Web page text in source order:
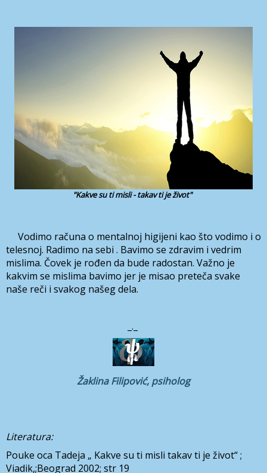
"Kakve su ti misli - takav ti je život"
Vodimo računa o mentalnoj higijeni kao što vodimo i o
telesnoj. Radimo na sebi . Bavimo se zdravim i vedrim
mislima. Čovek je rođen da bude radostan. Važno je
kakvim se mislima bavimo jer je misao preteča svake
naše reči i svakog našeg dela.
_._
Žaklina Filipović, psiholog
Literatura:
Pouke oca Tadeja „ Kakve su ti misli takav ti je život“ ;
Viadik,;Beograd 2002; str 19